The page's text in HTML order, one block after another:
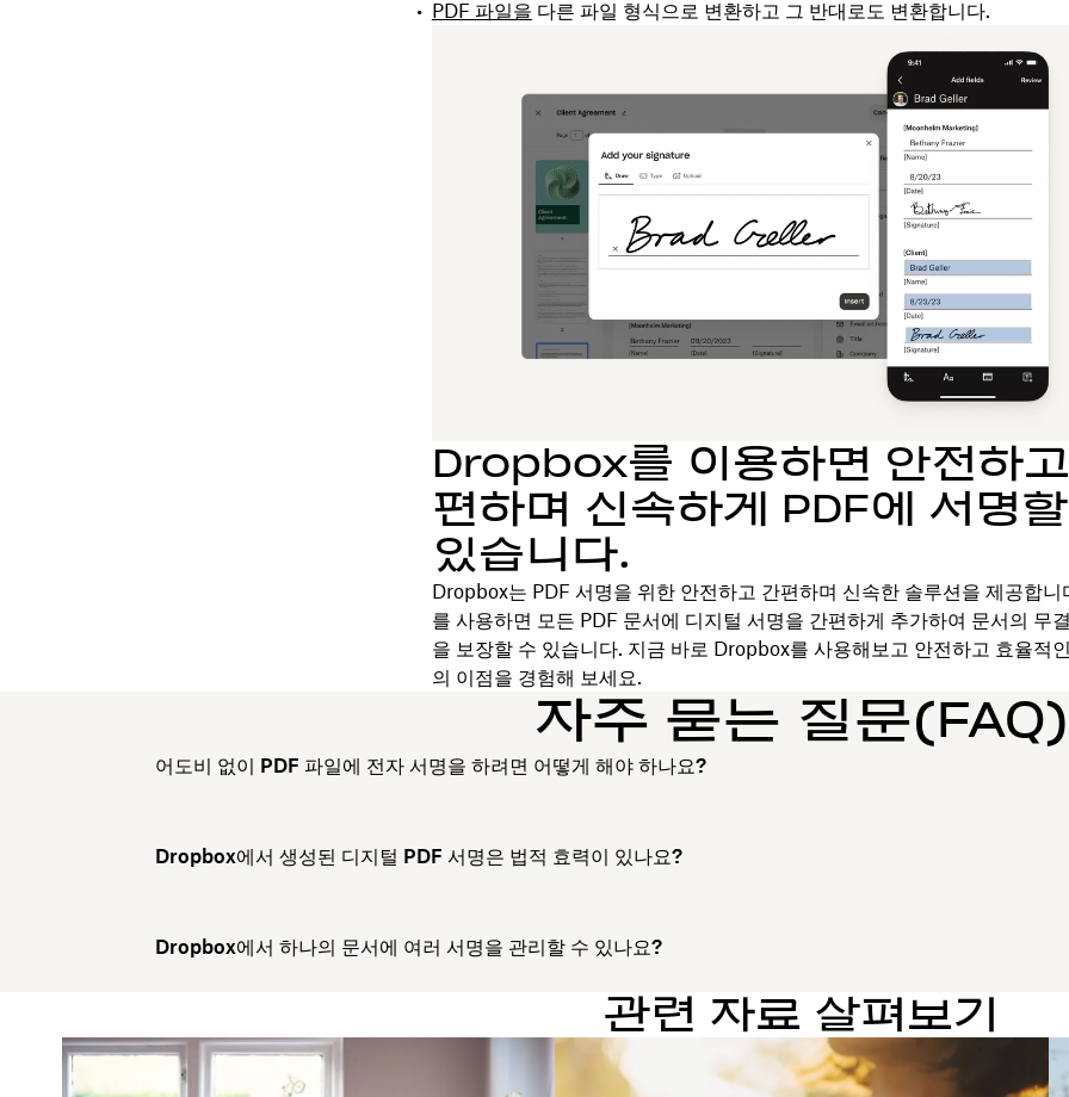
PDF 파일을 다른 파일 형식으로 변환하고 그 반대로도 변환합니다.
Dropbox를 이용하면 안전하
편하며 신속하게 PDF에 서명
있습니다.
Dropbox는 PDF 서명을 위한 안전하고 간편하며 신속한 솔루션을 제공합
를 사용하면 모든 PDF 문서에 디지털 서명을 간편하게 추가하여 문서의 무
을 보장할 수 있습니다. 지금 바로 Dropbox를 사용해보고 안전하고 효율적
의 이점을 경험해 보세요.
자주 묻는 질문(FAQ)
어도비 없이 PDF 파일에 전자 서명을 하려면 어떻게 해야 하나요?
Dropbox에서 생성된 디지털 PDF 서명은 법적 효력이 있나요?
Dropbox에서 하나의 문서에 여러 서명을 관리할 수 있나요?
관련 자료 살펴보기